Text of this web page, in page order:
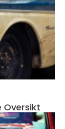
Oversikt